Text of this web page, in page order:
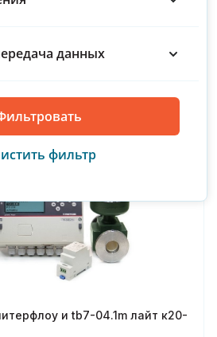
данных
Купить
и tb7-04.1m лайт к20-